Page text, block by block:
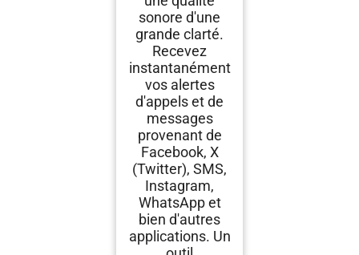
sonore d'une
grande clarté.
Recevez
instantanément
vos alertes
d'appels et de
messages
provenant de
Facebook, X
(Twitter), SMS,
Instagram,
WhatsApp et
bien d'autres
applications. Un